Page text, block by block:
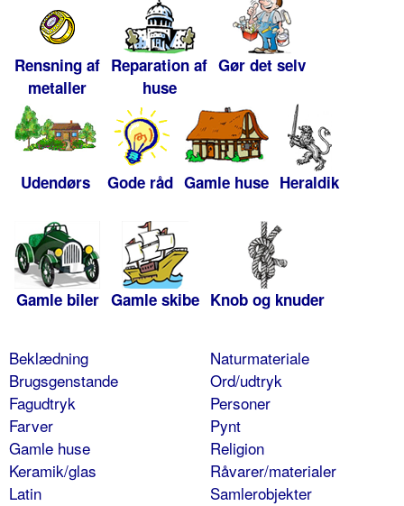
Rensning af
metaller
Reparation af
huse
Gør det selv
Udendørs Gode råd Gamle huse Heraldik
Gamle biler Gamle skibe Knob og knuder
Beklædning
Brugsgenstande
Fagudtryk
Farver
Gamle huse
Keramik/glas
Latin
Naturmateriale
Ord/udtryk
Personer
Pynt
Religion
Råvarer/materialer
Samlerobjekter